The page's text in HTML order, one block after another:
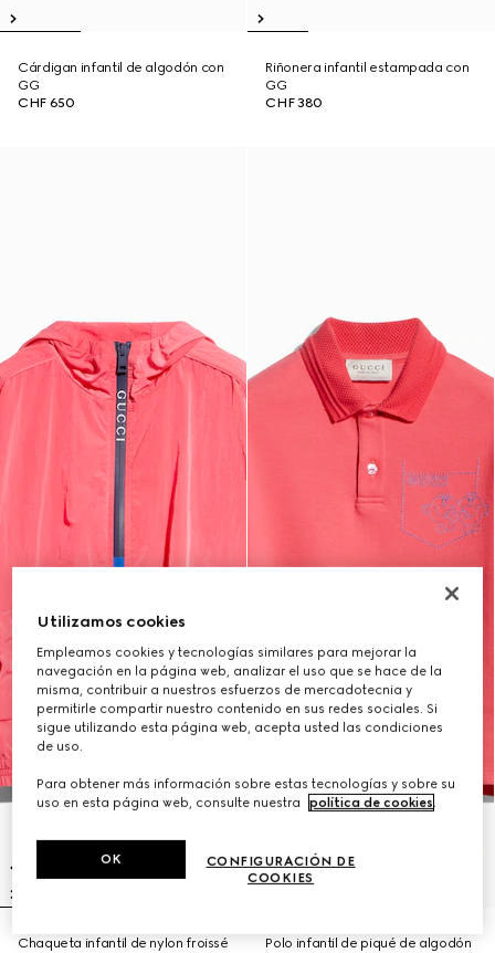
Cárdigan infantil de algodón con
GG
CHF 650
Riñonera infantil estampada con
GG
CHF 380
Chaqueta infantil de nylon froissé
Polo infantil de piqué de algodón
Utilizamos cookies
Empleamos cookies y tecnologías similares para mejorar la
navegación en la página web, analizar el uso que se hace de la
misma, contribuir a nuestros esfuerzos de mercadotecnia y
permitirle compartir nuestro contenido en sus redes sociales. Si
sigue utilizando esta página web, acepta usted las condiciones
de uso.
Para obtener más información sobre estas tecnologías y sobre su
uso en esta página web, consulte nuestra
política de cookies.
CONFIGURACIÓN DE
COOKIES
OK